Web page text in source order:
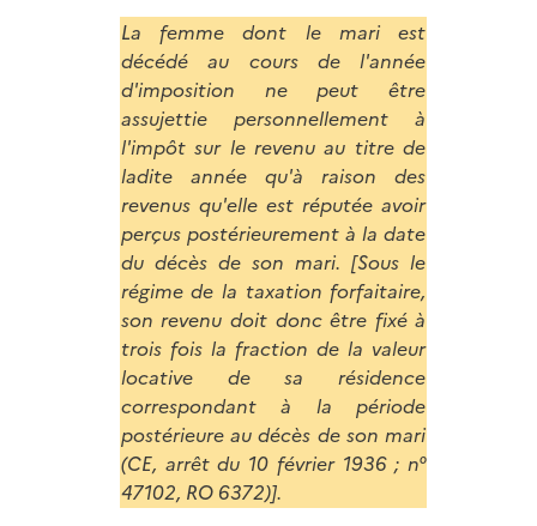
La femme dont le mari est
décédé au cours de l'année
d'imposition ne peut être
assujettie personnellement à
l'impôt sur le revenu au titre de
ladite année qu'à raison des
revenus qu'elle est réputée avoir
perçus postérieurement à la date
du décès de son mari. [Sous le
régime de la taxation forfaitaire,
son revenu doit donc être fixé à
trois fois la fraction de la valeur
locative de sa résidence
correspondant à la période
postérieure au décès de son mari
(CE, arrêt du 10 février 1936 ; n°
47102, RO 6372)].